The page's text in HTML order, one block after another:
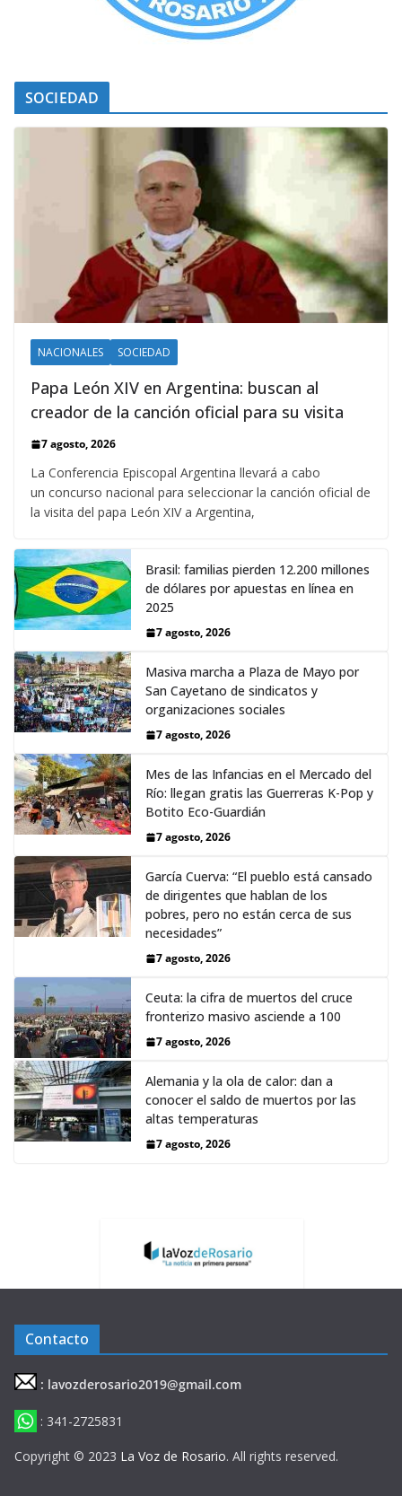
SOCIEDAD
NACIONALES SOCIEDAD
Papa León XIV en Argentina: buscan al
creador de la canción oficial para su visita
7 agosto, 2026
La Conferencia Episcopal Argentina llevará a cabo
un concurso nacional para seleccionar la canción oficial de
la visita del papa León XIV a Argentina,
Brasil: familias pierden 12.200 millones
de dólares por apuestas en línea en
2025
7 agosto, 2026
Masiva marcha a Plaza de Mayo por
San Cayetano de sindicatos y
organizaciones sociales
7 agosto, 2026
Mes de las Infancias en el Mercado del
Río: llegan gratis las Guerreras K-Pop y
Botito Eco-Guardián
7 agosto, 2026
García Cuerva: “El pueblo está cansado
de dirigentes que hablan de los
pobres, pero no están cerca de sus
necesidades”
7 agosto, 2026
Ceuta: la cifra de muertos del cruce
fronterizo masivo asciende a 100
7 agosto, 2026
Alemania y la ola de calor: dan a
conocer el saldo de muertos por las
altas temperaturas
7 agosto, 2026
Contacto
: lavozderosario2019@gmail.com
: 341-2725831
Copyright © 2023 La Voz de Rosario. All rights reserved.